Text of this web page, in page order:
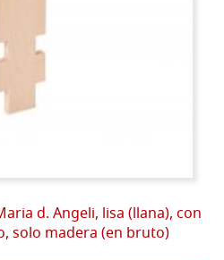
d. Angeli, lisa (llana), con
solo madera (en bruto)